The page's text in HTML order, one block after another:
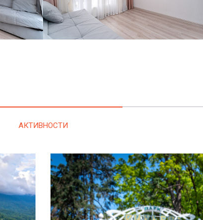
АКТИВНОСТИ